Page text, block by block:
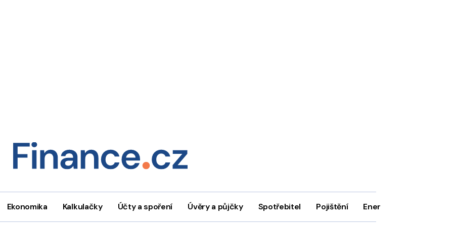
Ekonomika Kalkulačky Účty a spoření Úvěry a půjčky Spotřebitel Pojištění Energie